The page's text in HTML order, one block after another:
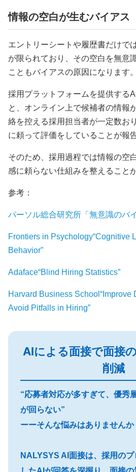
情報の空白が生むバイアス
エントリーシートや履歴書だけで
が限られており、その空白を無意
こともバイアスの原因になります。
採用プラットフォームを提供する
と、オンライン上で候補者の情報
絡を控える採用担当者が一定数お
に頼って評価をしていることが報
そのため、採用過程では情報の空
感に頼らない仕組みを整えること
参考：
パーソル総合研究所「無意識のバ
Frontiers in Psychology“Cognitive
Behavior”
Adaface“Blind Hiring Statistics”
Harvard Business School“Improve
Avoid Pitfalls in Hiring”
AIによる面接で面接
削減
“応募者対応が多すぎて、優秀
が回らない”
ーーそんな悩みはありませんか
NALYSYS AI面接は、採用の